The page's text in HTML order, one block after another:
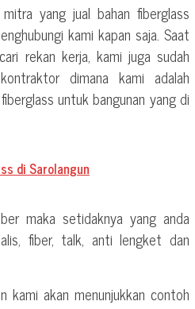
yang jual bahan fiberglass
kami kapan saja. Saat
rekan kerja, kami juga sudah
dimana kami adalah
untuk bangunan yang di
di Sarolangun
maka setidaknya yang anda
fiber, talk, anti lengket dan
kami akan menunjukkan contoh